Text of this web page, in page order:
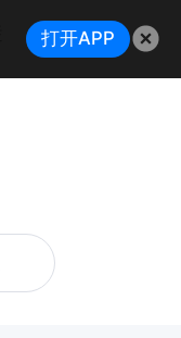
打开APP